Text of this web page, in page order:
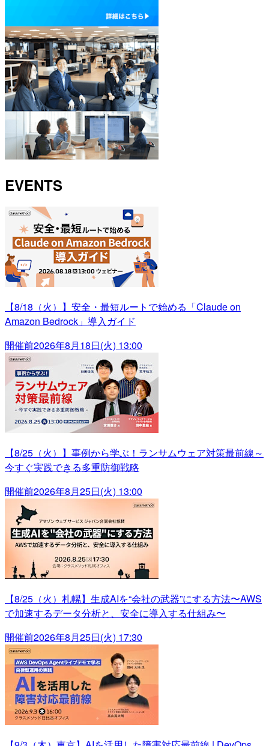
EVENTS
【8/18（火）】安全・最短ルートで始める「Claude on
Amazon Bedrock」導入ガイド
開催前2026年8月18日(火) 13:00
【8/25（火）】事例から学ぶ！ランサムウェア対策最前線～
今すぐ実践できる多重防御戦略
開催前2026年8月25日(火) 13:00
【8/25（火）札幌】生成AIを“会社の武器”にする方法〜AWS
で加速するデータ分析と、安全に導入する仕組み〜
開催前2026年8月25日(火) 17:30